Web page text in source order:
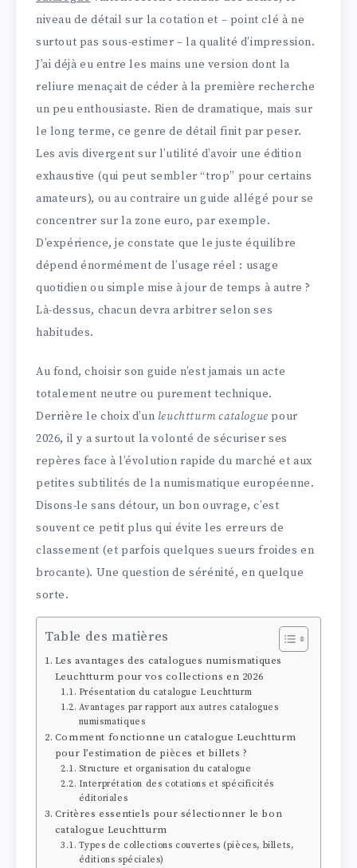
niveau de détail sur la cotation et – point clé à ne
surtout pas sous-estimer – la qualité d’impression.
J’ai déjà eu entre les mains une version dont la
reliure menaçait de céder à la première recherche
un peu enthousiaste. Rien de dramatique, mais sur
le long terme, ce genre de détail finit par peser.
Les avis divergent sur l’utilité d’avoir une édition
exhaustive (qui peut sembler “trop” pour certains
amateurs), ou au contraire un guide allégé pour se
concentrer sur la zone euro, par exemple.
D’expérience, je constate que le juste équilibre
dépend énormément de l’usage réel : usage
quotidien ou simple mise à jour de temps à autre ?
Là-dessus, chacun devra arbitrer selon ses
habitudes.
Au fond, choisir son guide n’est jamais un acte
totalement neutre ou purement technique.
Derrière le choix d’un leuchtturm catalogue pour
2026, il y a surtout la volonté de sécuriser ses
repères face à l’évolution rapide du marché et aux
petites subtilités de la numismatique européenne.
Disons-le sans détour, un bon ouvrage, c’est
souvent ce petit plus qui évite les erreurs de
classement (et parfois quelques sueurs froides en
brocante). Une question de sérénité, en quelque
sorte.
Table des matières
Les avantages des catalogues numismatiques
Leuchtturm pour vos collections en 2026
Présentation du catalogue Leuchtturm
Avantages par rapport aux autres catalogues
numismatiques
Comment fonctionne un catalogue Leuchtturm
pour l’estimation de pièces et billets ?
Structure et organisation du catalogue
Interprétation des cotations et spécificités
éditoriales
Critères essentiels pour sélectionner le bon
catalogue Leuchtturm
Types de collections couvertes (pièces, billets,
éditions spéciales)